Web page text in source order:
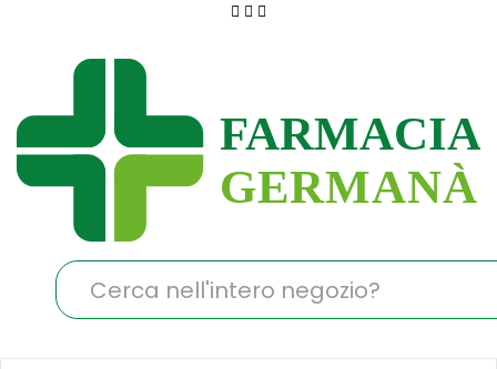
principale
Germanà
Cerca
Prodotto